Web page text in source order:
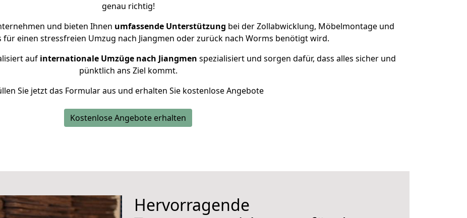
genau richtig!
und bieten Ihnen umfassende Unterstützung bei der Zollabwicklung, Möbelmontage und
für einen stressfreien Umzug nach Jiangmen oder zurück nach Worms benötigt wird.
auf internationale Umzüge nach Jiangmen spezialisiert und sorgen dafür, dass alles sicher und
pünktlich ans Ziel kommt.
Sie jetzt das Formular aus und erhalten Sie kostenlose Angebote
Kostenlose Angebote erhalten
Hervorragende